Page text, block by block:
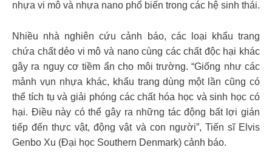
nhựa vi mô và nhựa nano phổ biến trong các hệ sinh thái.
Nhiều nhà nghiên cứu cảnh báo, các loại khẩu trang
chứa chất dẻo vi mô và nano cùng các chất độc hại khác
gây ra nguy cơ tiềm ẩn cho môi trường. “Giống như các
mảnh vụn nhựa khác, khẩu trang dùng một lần cũng có
thể tích tụ và giải phóng các chất hóa học và sinh học có
hại. Điều này có thể gây ra những tác động bất lợi gián
tiếp đến thực vật, động vật và con người”, Tiến sĩ Elvis
Genbo Xu (Đại học Southern Denmark) cảnh báo.